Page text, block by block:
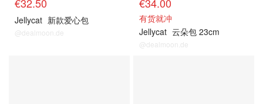
Jellycat 新款爱心包
@dealmoon.de
有货就冲
Jellycat 云朵包 23cm
@dealmoon.de